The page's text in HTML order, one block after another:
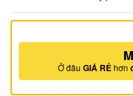
Ở đâu GIÁ RẺhơn